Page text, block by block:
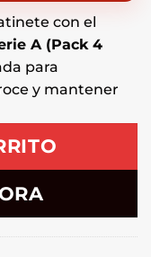
con el
A (Pack 4
para
y mantener